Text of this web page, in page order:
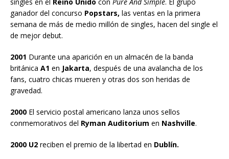
singles en el Reino Unido con Pure And Simple. El grupo
ganador del concurso Popstars, las ventas en la primera
semana de más de medio millón de singles, hacen del single el
de mejor debut.
2001 Durante una aparición en un almacén de la banda
británica A1 en Jakarta, después de una avalancha de los
fans, cuatro chicas mueren y otras dos son heridas de
gravedad.
2000 El servicio postal americano lanza unos sellos
conmemorativos del Ryman Auditorium en Nashville.
2000 U2 reciben el premio de la libertad en Dublín.